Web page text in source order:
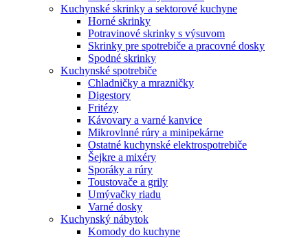
Kuchynské skrinky a sektorové kuchyne
Horné skrinky
Potravinové skrinky s výsuvom
Skrinky pre spotrebiče a pracovné dosky
Spodné skrinky
Kuchynské spotrebiče
Chladničky a mrazničky
Digestory
Fritézy
Kávovary a varné kanvice
Mikrovlnné rúry a minipekárne
Ostatné kuchynské elektrospotrebiče
Šejkre a mixéry
Sporáky a rúry
Toustovače a grily
Umývačky riadu
Varné dosky
Kuchynský nábytok
Komody do kuchyne